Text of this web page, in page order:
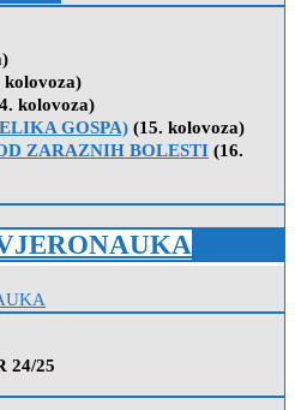
kolovoza)
kolovoza)
GOSPA) (15. kolovoza)
ZARAZNIH BOLESTI (16.
24/25